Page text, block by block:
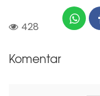
428
Komentar